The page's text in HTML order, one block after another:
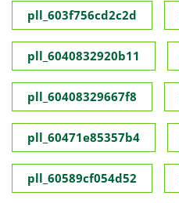
pll_603f756cd2c2d
pll_6040832920b11
pll_60408329667f8
pll_60471e85357b4
pll_60589cf054d52